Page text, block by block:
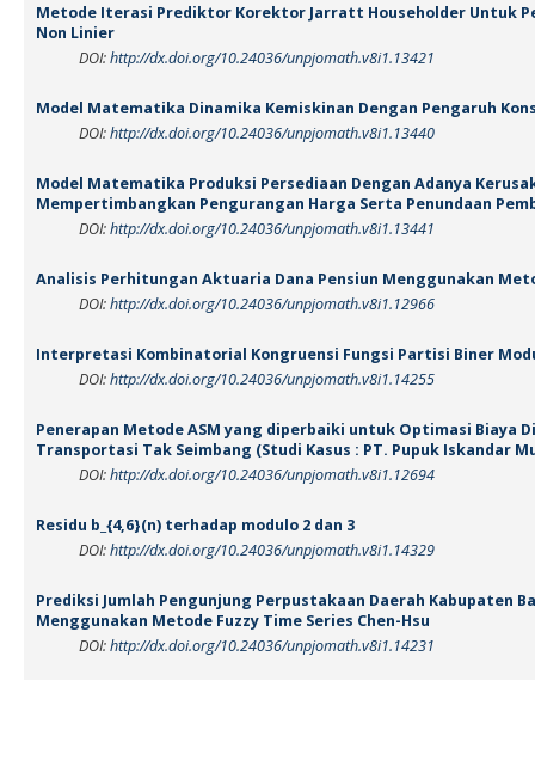
Metode Iterasi Prediktor Korektor Jarratt Householder Untuk
Non Linier
DOI:http://dx.doi.org/10.24036/unpjomath.v8i1.13421
Model Matematika Dinamika Kemiskinan Dengan Pengaruh
DOI:http://dx.doi.org/10.24036/unpjomath.v8i1.13440
Model Matematika Produksi Persediaan Dengan Adanya
Mempertimbangkan Pengurangan Harga Serta Penundaan
DOI:http://dx.doi.org/10.24036/unpjomath.v8i1.13441
Analisis Perhitungan Aktuaria Dana Pensiun Menggunakan
DOI:http://dx.doi.org/10.24036/unpjomath.v8i1.12966
Interpretasi Kombinatorial Kongruensi Fungsi Partisi Biner
DOI:http://dx.doi.org/10.24036/unpjomath.v8i1.14255
Penerapan Metode ASM yang diperbaiki untuk Optimasi Biaya
Transportasi Tak Seimbang (Studi Kasus : PT. Pupuk Iskandar
DOI:http://dx.doi.org/10.24036/unpjomath.v8i1.12694
Residu b_{4,6}(n) terhadap modulo 2 dan 3
DOI:http://dx.doi.org/10.24036/unpjomath.v8i1.14329
Prediksi Jumlah Pengunjung Perpustakaan Daerah Kabupaten
Menggunakan Metode Fuzzy Time Series Chen-Hsu
DOI:http://dx.doi.org/10.24036/unpjomath.v8i1.14231